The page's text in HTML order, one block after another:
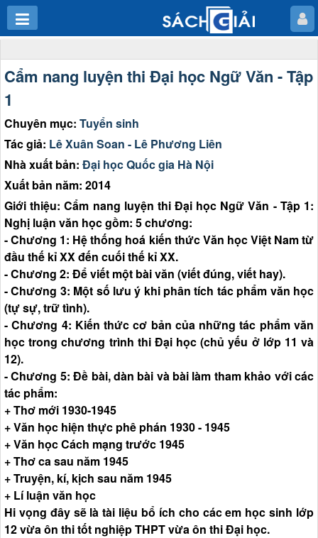
Cẩm nang luyện thi Đại học Ngữ Văn - Tập
1
Chuyên mục: Tuyển sinh
Tác giả: Lê Xuân Soan - Lê Phương Liên
Nhà xuất bản: Đại học Quốc gia Hà Nội
Xuất bản năm: 2014
Giới thiệu: Cẩm nang luyện thi Đại học Ngữ Văn - Tập 1:
Nghị luận văn học gồm: 5 chương:
- Chương 1: Hệ thống hoá kiến thức Văn học Việt Nam từ
đầu thế kỉ XX đến cuối thế kỉ XX.
- Chương 2: Để viết một bài văn (viết đúng, viết hay).
- Chương 3: Một số lưu ý khi phân tích tác phẩm văn học
(tự sự, trữ tình).
- Chương 4: Kiến thức cơ bản của những tác phẩm văn
học trong chương trình thi Đại học (chủ yếu ở lớp 11 và
12).
- Chương 5: Đề bài, dàn bài và bài làm tham khảo với các
tác phẩm:
+ Thơ mới 1930-1945
+ Văn học hiện thực phê phán 1930 - 1945
+ Văn học Cách mạng trước 1945
+ Thơ ca sau năm 1945
+ Truyện, kí, kịch sau năm 1945
+ Lí luận văn học
Hi vọng đây sẽ là tài liệu bổ ích cho các em học sinh lớp
12 vừa ôn thi tốt nghiệp THPT vừa ôn thi Đại học.